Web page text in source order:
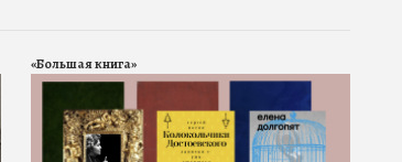
«Большая книга»